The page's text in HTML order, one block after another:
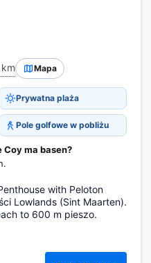
Mapa
Prywatna plaża
Pole golfowe w pobliżu
ma basen?
with Peloton
Lowlands (Sint Maarten).
to 600 m pieszo.